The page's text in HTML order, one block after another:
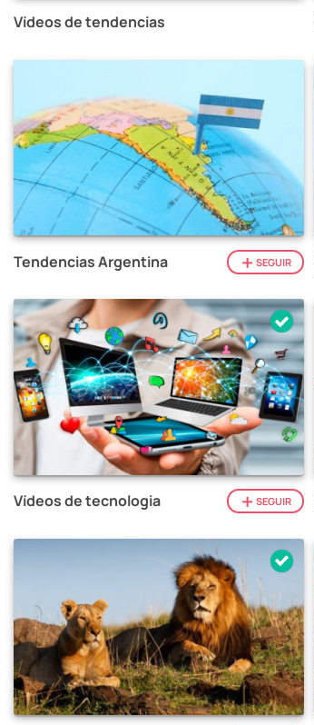
Vídeos de tendencias
Tendencias Argentina SEGUIR
Vídeos de tecnologia SEGUIR